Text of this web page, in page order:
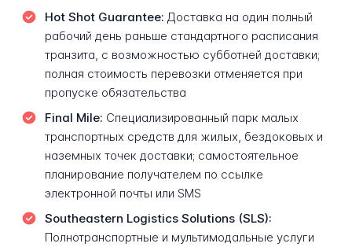
Hot Shot Guarantee: Доставка на один полный
рабочий день раньше стандартного расписания
транзита, с возможностью субботней доставки;
полная стоимость перевозки отменяется при
пропуске обязательства
Final Mile: Специализированный парк малых
транспортных средств для жилых, бездоковых и
наземных точек доставки; самостоятельное
планирование получателем по ссылке
электронной почты или SMS
Southeastern Logistics Solutions (SLS):
Полнотранспортные и мультимодальные услуги